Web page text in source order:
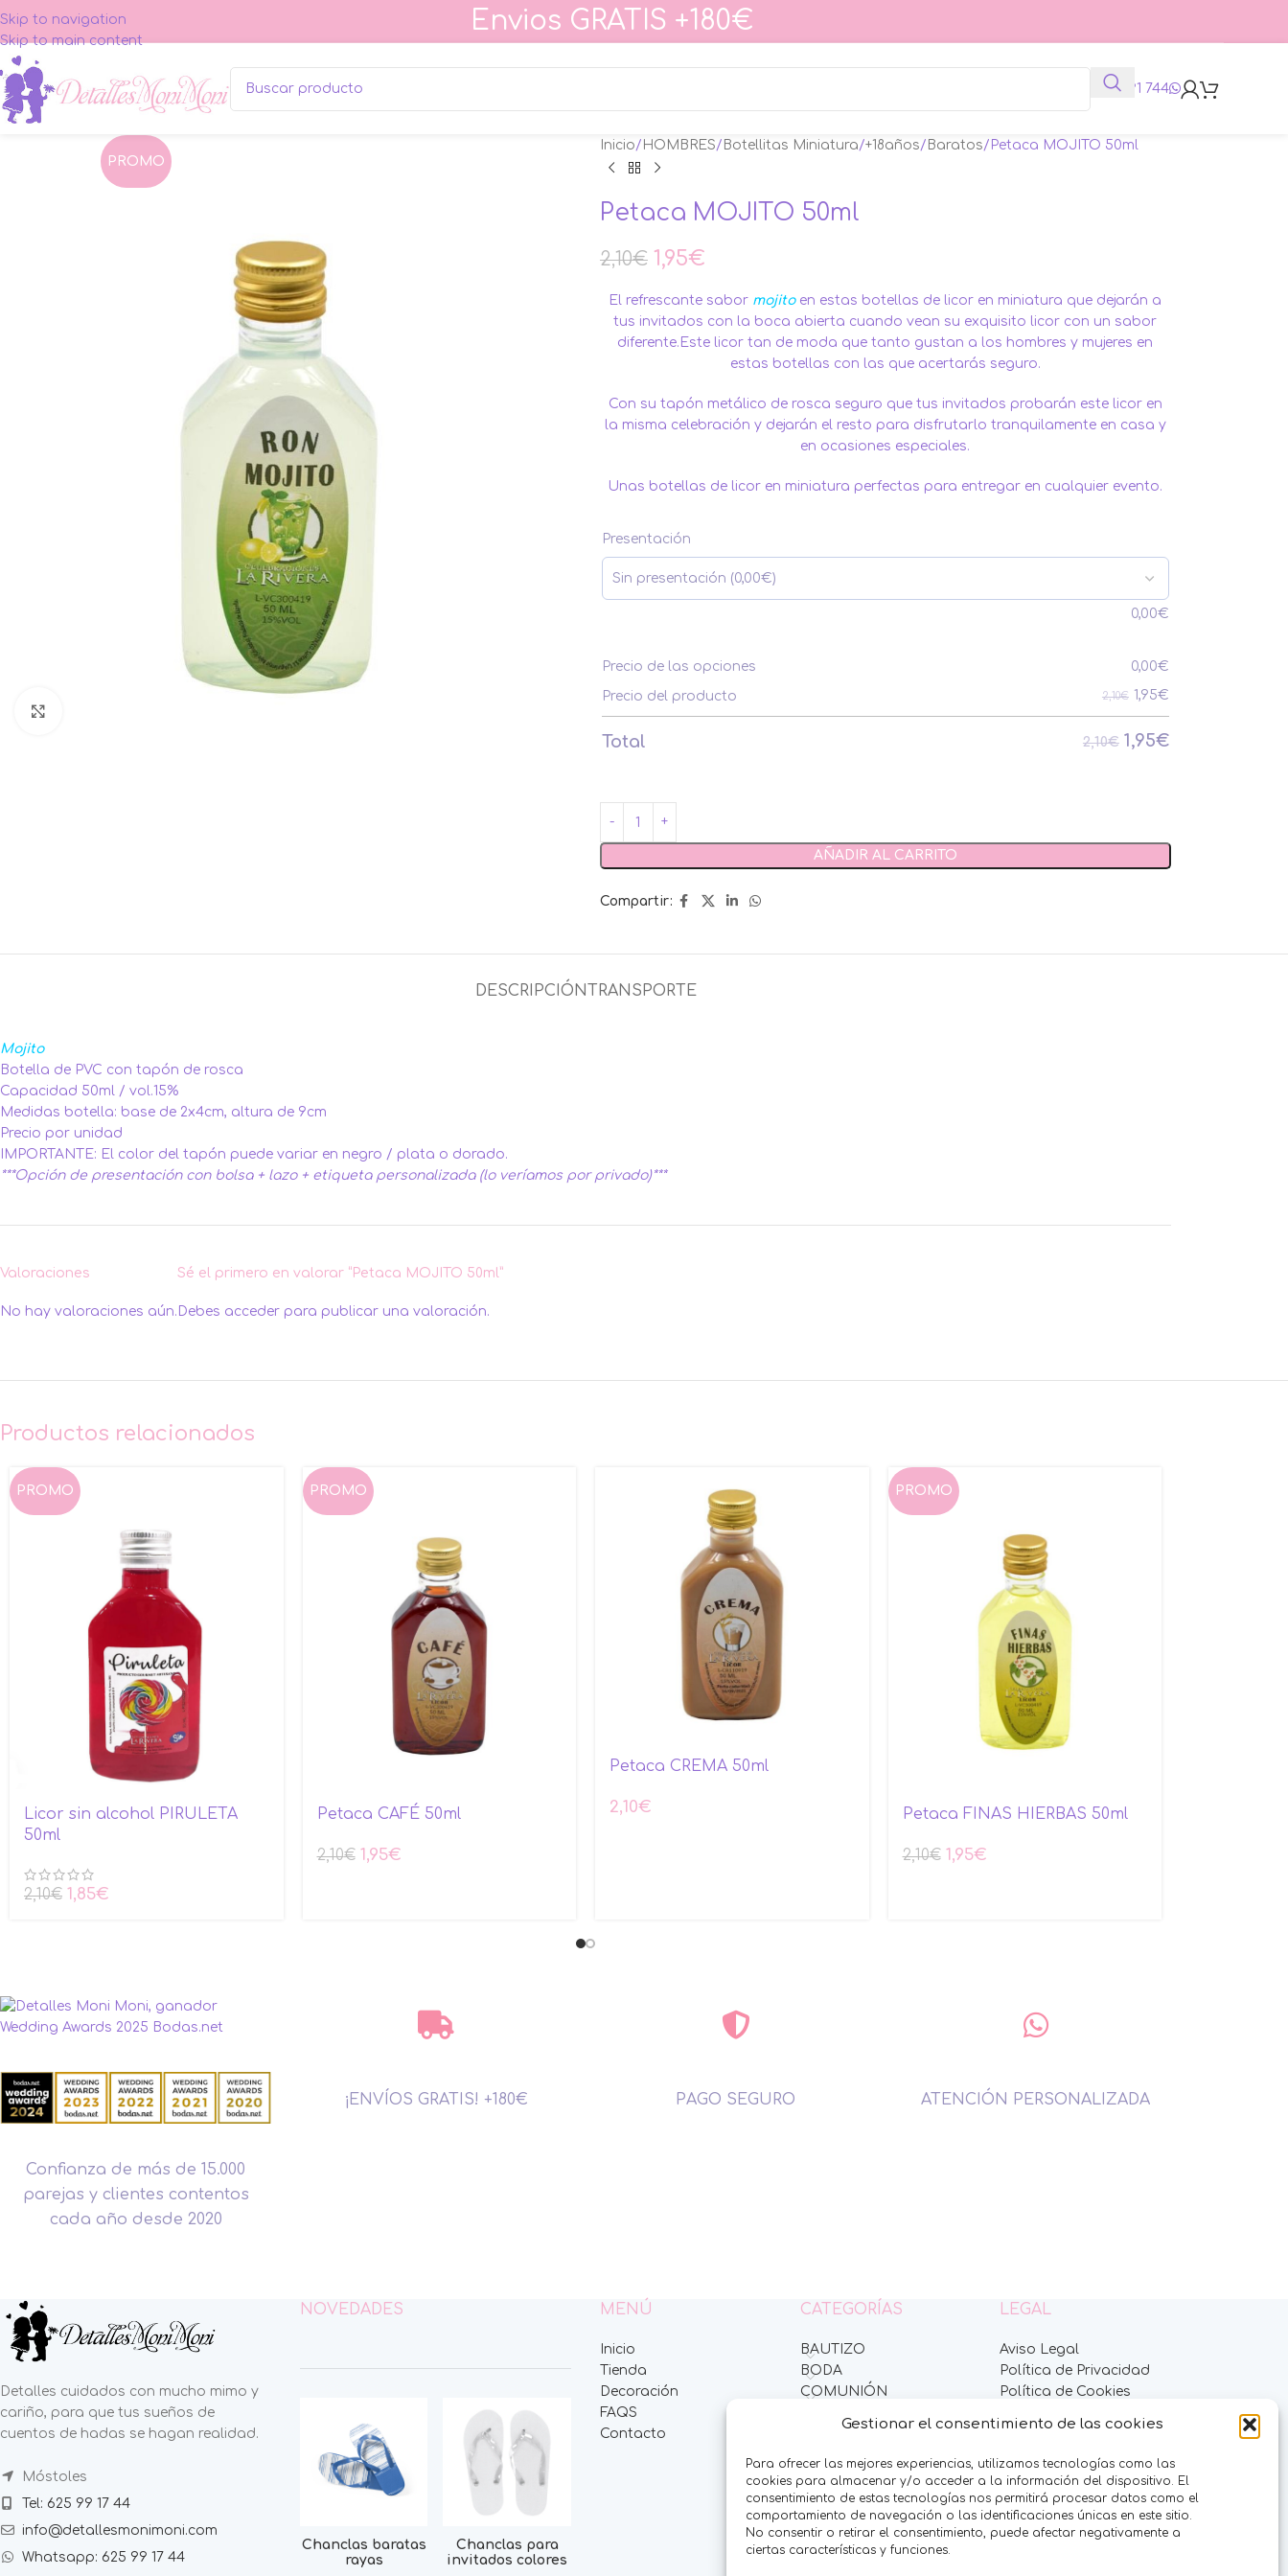
Gestionar el consentimiento de las cookies
Para ofrecer las mejores experiencias, utilizamos tecnologías como las
cookies para almacenar y/o acceder a la información del dispositivo. El
consentimiento de estas tecnologías nos permitirá procesar datos como el
comportamiento de navegación o las identificaciones únicas en este sitio.
No consentir o retirar el consentimiento, puede afectar negativamente a
ciertas características y funciones.
Skip to navigation
Skip to main content
Envios GRATIS +180€
625 991 744
PROMO
Inicio HOMBRES Botellitas Miniatura +18años Baratos Petaca MOJITO 50ml
Petaca MOJITO 50ml
2,10€ 1,95€
El refrescante sabor mojitoen estas botellas de licor en miniatura que dejarán a
tus invitados con la boca abierta cuando vean su exquisito licor con un sabor
diferente.Este licor tan de moda que tanto gustan a los hombres y mujeres en
estas botellas con las que acertarás seguro.
Con su tapón metálico de rosca seguro que tus invitados probarán este licor en
la misma celebración y dejarán el resto para disfrutarlo tranquilamente en casa y
en ocasiones especiales.
Unas botellas de licor en miniatura perfectas para entregar en cualquier evento.
Presentación
0,00€
Precio de las opciones 0,00€
Precio del producto 2,10€ 1,95€
Total 2,10€ 1,95€
AÑADIR AL CARRITO
Compartir:
DESCRIPCIÓN TRANSPORTE
Mojito
Botella de PVC con tapón de rosca
Capacidad 50ml / vol.15%
Medidas botella: base de 2x4cm, altura de 9cm
Precio por unidad
IMPORTANTE: El color del tapón puede variar en negro / plata o dorado.
***Opción de presentación con bolsa + lazo + etiqueta personalizada (lo veríamos por privado)***
Valoraciones
No hay valoraciones aún.
Sé el primero en valorar “Petaca MOJITO 50ml”
Debes acceder para publicar una valoración.
Productos relacionados
PROMO
Licor sin alcohol PIRULETA
50ml
2,10€ 1,85€
PROMO
Petaca CAFÉ 50ml
2,10€ 1,95€
Petaca CREMA 50ml
2,10€
PROMO
Petaca FINAS HIERBAS 50ml
2,10€ 1,95€
Confianza de más de 15.000
parejas y clientes contentos
cada año desde 2020
¡ENVÍOS GRATIS! +180€ PAGO SEGURO ATENCIÓN PERSONALIZADA
Detalles cuidados con mucho mimo y
cariño, para que tus sueños de
cuentos de hadas se hagan realidad.
Móstoles
Tel: 625 99 17 44
info@detallesmonimoni.com
Whatsapp: 625 99 17 44
NOVEDADES
Chanclas baratas
rayas
Chanclas para
invitados colores
MENÚ
Inicio
Tienda
Decoración
FAQS
Contacto
CATEGORÍAS
BAUTIZO
BODA
COMUNIÓN
MINIPERFUMES
MUJERES
NIÑOS
NOVEDADES
OFERTAS
OTROS EVENTOS
LEGAL
Aviso Legal
Política de Privacidad
Política de Cookies